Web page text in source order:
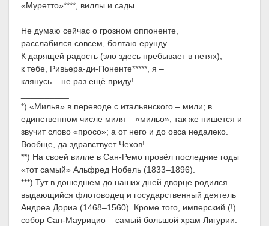
«Муретто»****, виллы и сады.
Не думаю сейчас о грозном оппоненте,
расслабился совсем, болтаю ерунду.
К дарящей радость (зло здесь пребывает в нетях),
к тебе, Ривьера-ди-Поненте*****, я –
клянусь – не раз ещё приду!
*) «Милья» в переводе с итальянского – мили; в
единственном числе миля – «мильо», так же пишется и
звучит слово «просо»; а от него и до овса недалеко.
Вообще, да здравствует Чехов!
**) На своей вилле в Сан-Ремо провёл последние годы
«тот самый» Альфред Нобель (1833–1896).
***) Тут в дошедшем до наших дней дворце родился
выдающийся флотоводец и государственный деятель
Андреа Дориа (1468–1560). Кроме того, имперский (!)
собор Сан-Маурицио – самый большой храм Лигурии.